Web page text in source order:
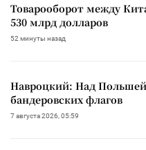
Товарооборот между
530 млрд долларов
52 минуты назад
Навроцкий: Над
бандеровских флагов
7 августа 2026, 05:59